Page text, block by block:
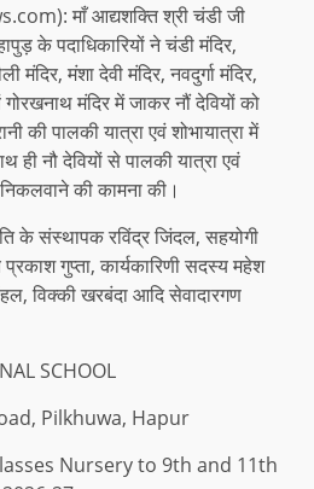
माँ आद्यशक्ति श्री चंडी जी
के पदाधिकारियों ने चंडी मंदिर,
मंदिर, मंशा देवी मंदिर, नवदुर्गा मंदिर,
गोरखनाथ मंदिर में जाकर नौं देवियों को
की पालकी यात्रा एवं शोभायात्रा में
ही नौ देवियों से पालकी यात्रा एवं
की कामना की।
के संस्थापक रविंद्र जिंदल, सहयोगी
प्रकाश गुप्ता, कार्यकारिणी सदस्य महेश
विक्की खरबंदा आदि सेवादारगण
SCHOOL
Pilkhuwa, Hapur
Nursery to 9th and 11th